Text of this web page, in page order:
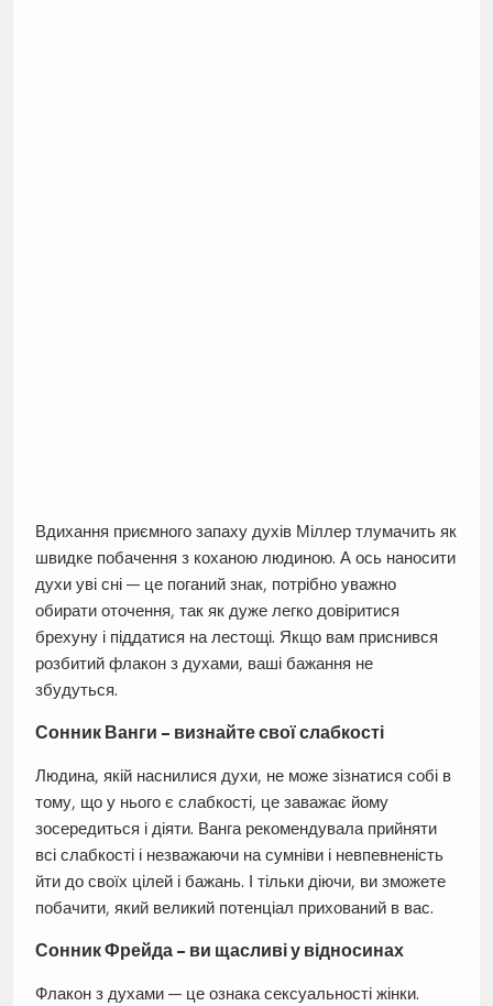
Вдихання приємного запаху духів Міллер тлумачить як
швидке побачення з коханою людиною. А ось наносити
духи уві сні — це поганий знак, потрібно уважно
обирати оточення, так як дуже легко довіритися
брехуну і піддатися на лестощі. Якщо вам приснився
розбитий флакон з духами, ваші бажання не
збудуться.
Сонник Ванги – визнайте свої слабкості
Людина, якій наснилися духи, не може зізнатися собі в
тому, що у нього є слабкості, це заважає йому
зосередиться і діяти. Ванга рекомендувала прийняти
всі слабкості і незважаючи на сумніви і невпевненість
йти до своїх цілей і бажань. І тільки діючи, ви зможете
побачити, який великий потенціал прихований в вас.
Сонник Фрейда – ви щасливі у відносинах
Флакон з духами — це ознака сексуальності жінки.